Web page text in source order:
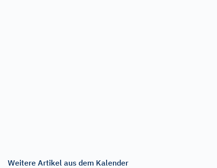
Weitere Artikel aus dem Kalender